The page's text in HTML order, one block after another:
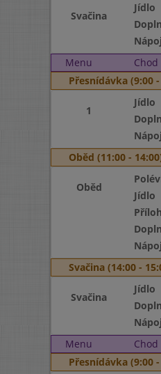
Svačina
Jídlo
Nápoj
Menu
Chod
Přesnídávka (9:00 -
1
Jídlo
Nápoj
Oběd (11:00 -
Oběd
Jídlo
Nápoj
Svačina (14:00 -
Svačina
Jídlo
Nápoj
Menu
Chod
Přesnídávka (9:00 -